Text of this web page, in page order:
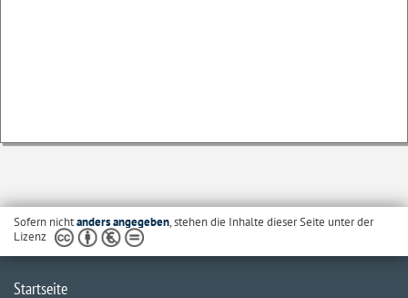
Sofern nichtanders angegeben, stehen die Inhalte dieser Seite unter der
Lizenz
Startseite